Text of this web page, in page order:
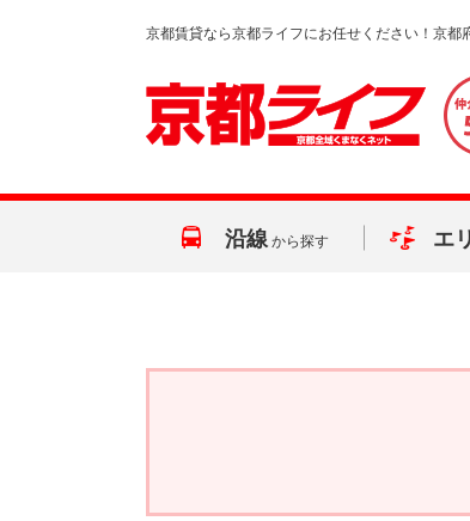
京都賃貸なら京都ライフにお任せください！京都
沿線 から探す エ